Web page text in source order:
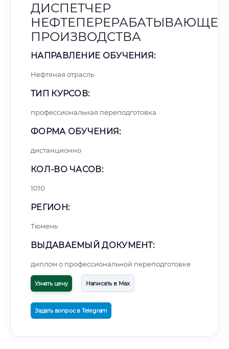
ДИСПЕТЧЕР
ПРОИЗВОДСТВА
НАПРАВЛЕНИЕ ОБУЧЕНИЯ:
Нефтяная отрасль
ТИП КУРСОВ:
профессиональная переподготовка
ФОРМА ОБУЧЕНИЯ:
дистанционно
КОЛ-ВО ЧАСОВ:
1010
РЕГИОН:
Тюмень
ВЫДАВАЕМЫЙ ДОКУМЕНТ:
диплом о профессиональной переподготовке
Узнать цену Написать в Max
Задать вопрос в Telegram